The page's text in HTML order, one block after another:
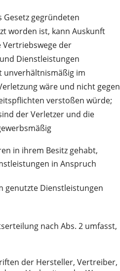
Gesetz gegründeten
worden ist, kann Auskunft
der
Dienstleistungen
unverhältnismäßig im
wäre und nicht gegen
verstoßen würde;
der Verletzer und die
in ihrem Besitz gehabt,
in Anspruch
genutzte Dienstleistungen
nach Abs. 2 umfasst,
der Hersteller, Vertreiber,